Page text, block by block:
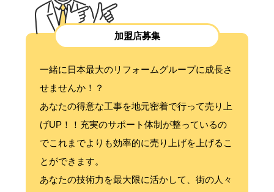
加盟店募集
一緒に日本最大のリフォームグループに成長さ
せませんか！？
あなたの得意な工事を地元密着で行って売り上
げUP！！充実のサポート体制が整っているの
でこれまでよりも効率的に売り上げを上げるこ
とができます。
あなたの技術力を最大限に活かして、街の人々